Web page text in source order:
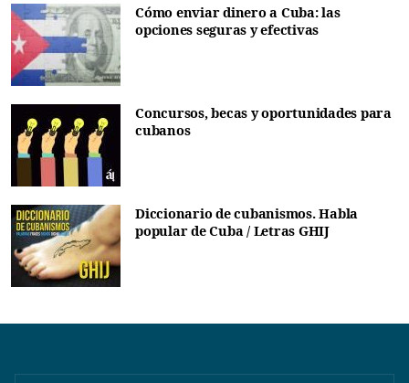
Cómo enviar dinero a Cuba: las
opciones seguras y efectivas
Concursos, becas y oportunidades para
cubanos
Diccionario de cubanismos. Habla
popular de Cuba / Letras GHIJ